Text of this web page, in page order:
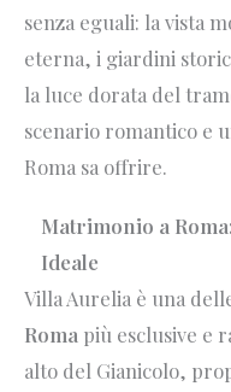
senza eguali: la vista
eterna, i giardini
la luce dorata del
scenario romantico e
Roma sa offrire.
Matrimonio a
Ideale
Villa Aurelia è una
Roma più esclusive e
alto del Gianicolo,